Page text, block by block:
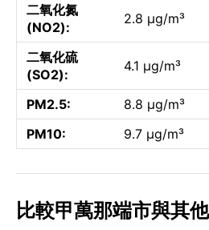
二氧化氮
(NO2):
2.8 µg/m³
二氧化硫
(SO2):
4.1 µg/m³
PM2.5:
8.8 µg/m³
PM10:
9.7 µg/m³
比較甲萬那端市與其